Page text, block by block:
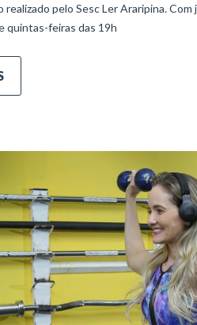
pelo Sesc Ler Araripina.
quintas-feiras das 19h